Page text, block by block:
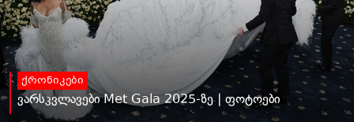
ქრონიკები
ვარსკვლავები Met Gala 2025-ზე | ფოტოები